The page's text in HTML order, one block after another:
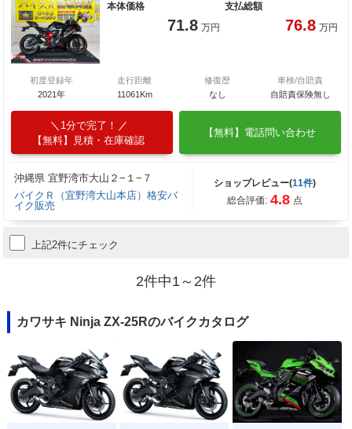
本体価格
71.8 万円
支払総額
76.8 万円
初度登録年
2021年
走行距離
11061Km
修復歴
なし
車検/自賠責
自賠責保険無し
1分で完了！
【無料】見積・在庫確認
【無料】電話問い合わせ
沖縄県 宜野湾市大山２−１−７
バイクＲ（宜野湾大山本店）格安バ
イク販売
ショップレビュー(11件)
総合評価: 4.8 点
上記2件にチェック
2件中1～2件
カワサキ Ninja ZX-25Rのバイクカタログ